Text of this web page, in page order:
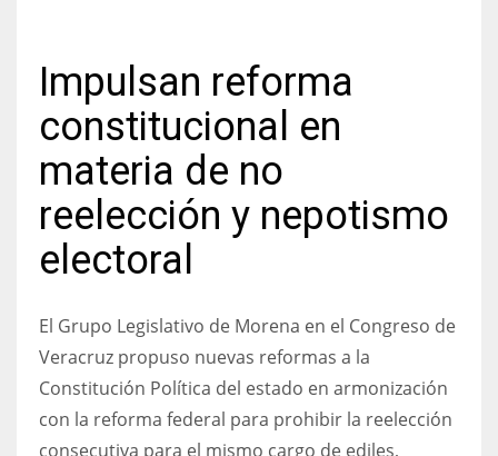
Impulsan reforma
constitucional en
materia de no
reelección y nepotismo
electoral
El Grupo Legislativo de Morena en el Congreso de
Veracruz propuso nuevas reformas a la
Constitución Política del estado en armonización
con la reforma federal para prohibir la reelección
consecutiva para el mismo cargo de ediles,